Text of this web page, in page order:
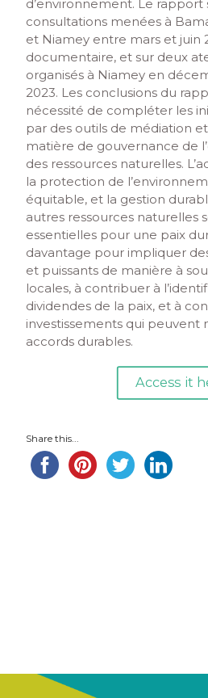
d’environnement. Le rapport
consultations menées à
et Niamey entre mars et juin
documentaire, et sur deux
organisés à Niamey en
2023. Les conclusions du
nécessité de compléter les
par des outils de médiation
matière de gouvernance de
des ressources naturelles.
la protection de
équitable, et la gestion
autres ressources naturelles
essentielles pour une paix
davantage pour impliquer
et puissants de manière à
locales, à contribuer à
dividendes de la paix, et à
investissements qui
accords durables.
Access it
Share this...